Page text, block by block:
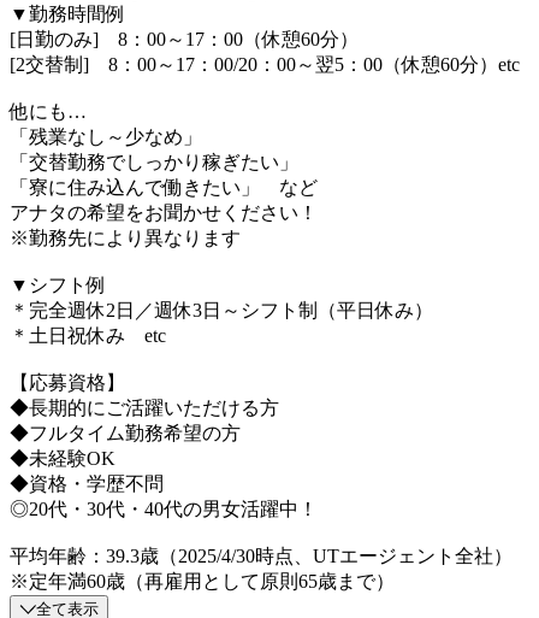
▼勤務時間例
[日勤のみ] 8：00～17：00（休憩60分）
[2交替制] 8：00～17：00/20：00～翌5：00（休憩60分）etc
他にも…
「残業なし～少なめ」
「交替勤務でしっかり稼ぎたい」
「寮に住み込んで働きたい」 など
アナタの希望をお聞かせください！
※勤務先により異なります
▼シフト例
＊完全週休2日／週休3日～シフト制（平日休み）
＊土日祝休み etc
【応募資格】
◆長期的にご活躍いただける方
◆フルタイム勤務希望の方
◆未経験OK
◆資格・学歴不問
◎20代・30代・40代の男女活躍中！
平均年齢：39.3歳（2025/4/30時点、UTエージェント全社）
※定年満60歳（再雇用として原則65歳まで）
全て表示